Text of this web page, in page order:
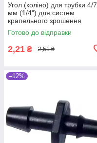
Угол (коліно) для трубки 4/7
мм (1/4") для систем
крапельного зрошення
рослин
Готово до відправки
2,21 ₴ 2,51 ₴
–12%